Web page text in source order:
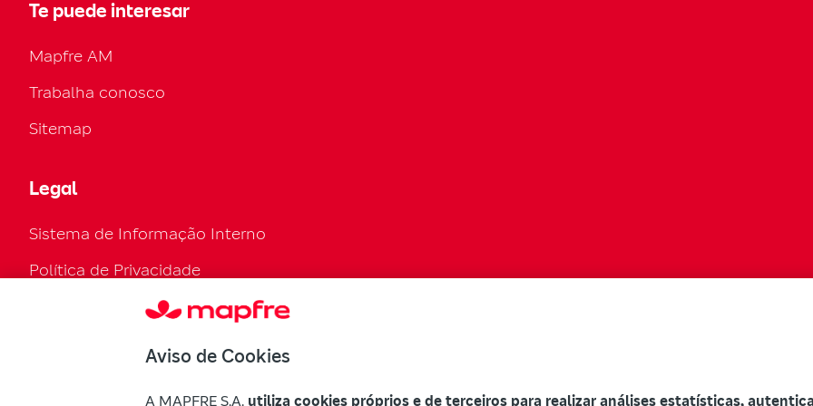
Te puede interesar
Mapfre AM
Trabalha conosco
Sitemap
Legal
Sistema de Informação Interno
Política de Privacidade
Política de cookies
Aviso de Cookies
A MAPFRE S.A. utiliza cookies próprios e de terceiros para realizar análises estatísticas,